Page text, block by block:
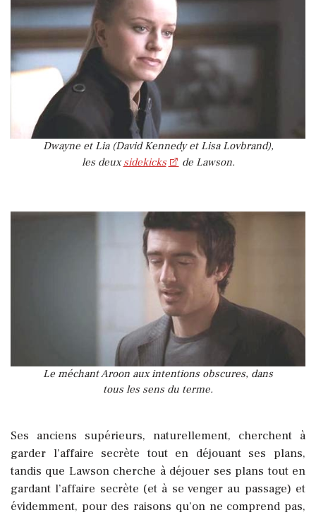
Dwayne et Lia (David Kennedy et Lisa Lovbrand),
les deuxsidekicks de Lawson.
Le méchant Aroon aux intentions obscures, dans
tous les sens du terme.
Ses anciens supérieurs, naturellement, cherchent à
garder l’affaire secrète tout en déjouant ses plans,
tandis que Lawson cherche à déjouer ses plans tout en
gardant l’affaire secrète (et à se venger au passage) et
évidemment, pour des raisons qu’on ne comprend pas,